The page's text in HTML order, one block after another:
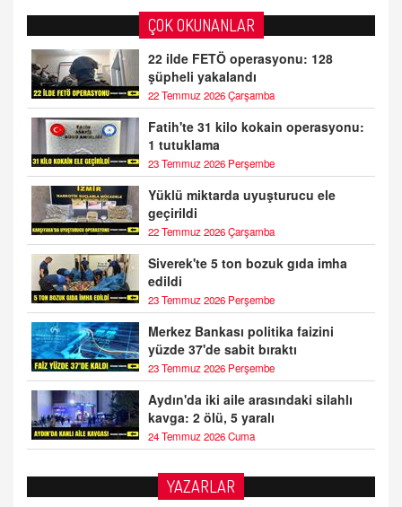
ÇOK OKUNANLAR
22 ilde FETÖ operasyonu: 128
şüpheli yakalandı
22 Temmuz 2026 Çarşamba
Fatih'te 31 kilo kokain operasyonu:
1 tutuklama
23 Temmuz 2026 Perşembe
Yüklü miktarda uyuşturucu ele
geçirildi
22 Temmuz 2026 Çarşamba
Siverek'te 5 ton bozuk gıda imha
edildi
23 Temmuz 2026 Perşembe
Merkez Bankası politika faizini
yüzde 37'de sabit bıraktı
23 Temmuz 2026 Perşembe
Aydın'da iki aile arasındaki silahlı
kavga: 2 ölü, 5 yaralı
24 Temmuz 2026 Cuma
YAZARLAR
BAYAN AURORA
Kaygıları Düşüren, Sinirleri Düzelten Bitkiler